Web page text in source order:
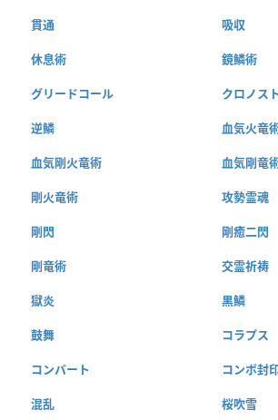
貫通 吸収
休息術 鏡鱗術
グリードコール クロノス
逆鱗 血気火竜
血気剛火竜術 血気剛竜
剛火竜術 攻勢霊魂
剛閃 剛癒二閃
剛竜術 交霊祈祷
獄炎 黒鱗
鼓舞 コラプス
コンバート コンボ封
混乱 桜吹雪